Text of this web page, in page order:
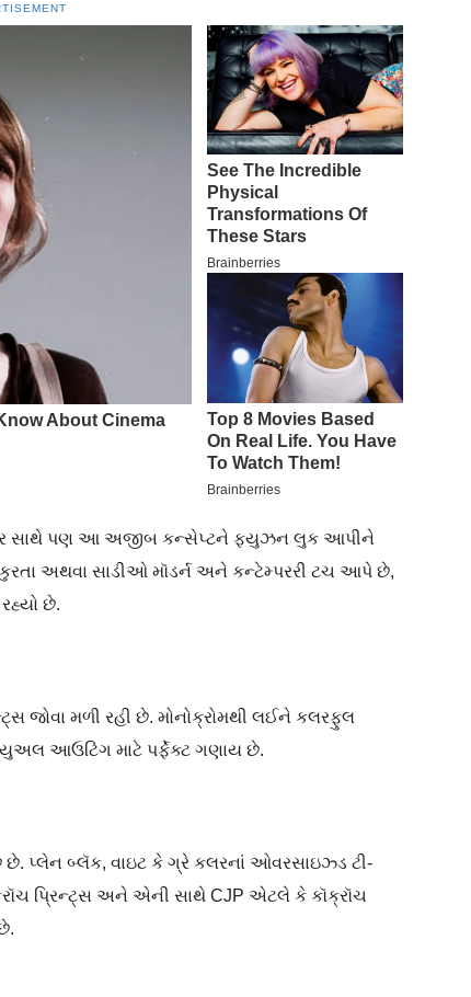
સાથે પણ આ અજીબ કન્સેપ્ટને ફ્યુઝન લુક આપીને
કુરતા અથવા સાડીઓ મૉડર્ન અને કન્ટેમ્પરરી ટચ આપે છે,
છે.
જોવા મળી રહી છે. મોનોક્રોમથી લઈને કલરફુલ
આઉટિંગ માટે પર્ફેક્ટ ગણાય છે.
પ્લેન બ્લૅક, વાઇટ કે ગ્રે કલરનાં ઓવરસાઇઝ્ડ ટી-
પ્રિન્ટ્સ અને એની સાથે CJP એટલે કે કૉક્રૉચ